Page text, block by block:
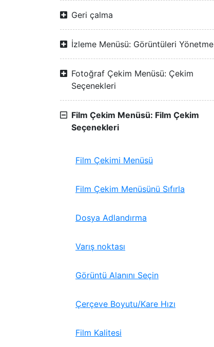
Geri çalma
İzleme Menüsü: Görüntüleri Yönetme
Fotoğraf Çekim Menüsü: Çekim
Seçenekleri
Film Çekim Menüsü: Film Çekim
Seçenekleri
Film Çekimi Menüsü
Film Çekim Menüsünü Sıfırla
Dosya Adlandırma
Varış noktası
Görüntü Alanını Seçin
Çerçeve Boyutu/Kare Hızı
Film Kalitesi